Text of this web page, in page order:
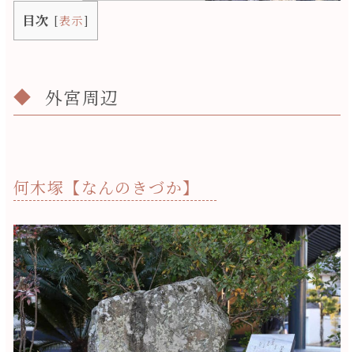
目次 [表示]
外宮周辺
何木塚【なんのきづか】